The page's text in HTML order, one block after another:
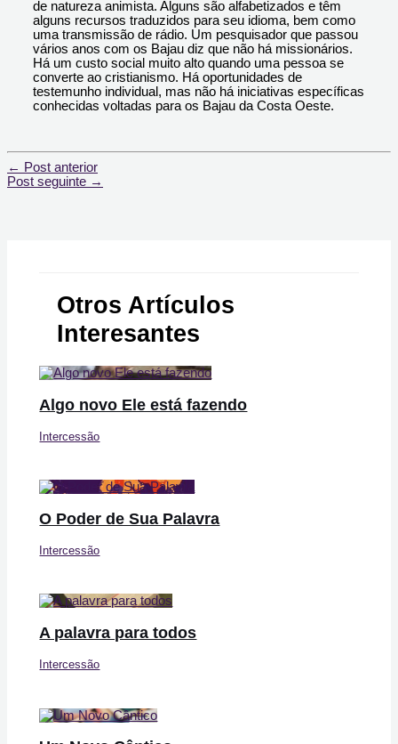
de natureza animista. Alguns são alfabetizados e têm
alguns recursos traduzidos para seu idioma, bem como
uma transmissão de rádio. Um pesquisador que passou
vários anos com os Bajau diz que não há missionários.
Há um custo social muito alto quando uma pessoa se
converte ao cristianismo. Há oportunidades de
testemunho individual, mas não há iniciativas específicas
conhecidas voltadas para os Bajau da Costa Oeste.
← Post anterior
Post seguinte →
Otros Artículos
Interesantes
Algo novo Ele está fazendo
Intercessão
O Poder de Sua Palavra
Intercessão
A palavra para todos
Intercessão